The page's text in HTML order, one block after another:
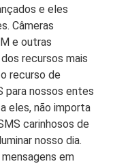
e eles
Câmeras
e outras
recursos mais
recurso de
para nossos entes
eles, não importa
carinhosos de
nosso dia.
em